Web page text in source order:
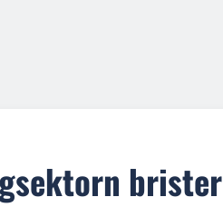
brister